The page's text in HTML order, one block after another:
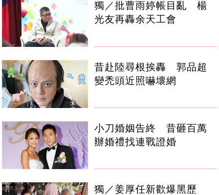
獨／批曹雨婷帳目亂 楊
光友再轟余天工會
昔赴陸尋根挨轟 郭品超
變禿頭近照嚇壞網
小刀婚姻告終 昔砸百萬
辦婚禮找連戰證婚
獨／姜厚任新歡爆黑歷